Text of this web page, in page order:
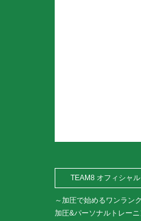
TEAM8 オフィシャ
～加圧で始めるワンラン
加圧&パーソナルトレー